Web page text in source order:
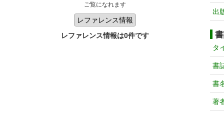
ご覧になれます
レファレンス情報は0件です
出
タ
書
書
著